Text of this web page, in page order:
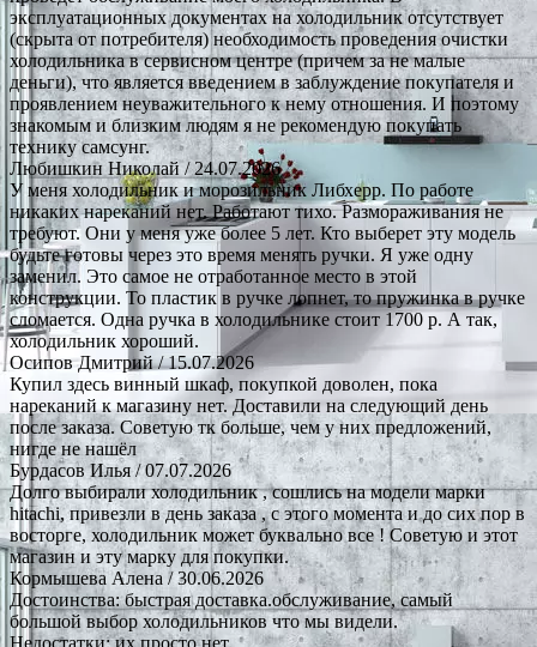
эксплуатационных документах на холодильник отсутствует
(скрыта от потребителя) необходимость проведения очистки
холодильника в сервисном центре (причем за не малые
деньги), что является введением в заблуждение покупателя и
проявлением неуважительного к нему отношения. И поэтому
знакомым и близким людям я не рекомендую покупать
технику самсунг.
Любишкин Николай/ 24.07.2026
У меня холодильник и морозильник Либхерр. По работе
никаких нареканий нет. Работают тихо. Размораживания не
требуют. Они у меня уже более 5 лет. Кто выберет эту модель
будьте готовы через это время менять ручки. Я уже одну
заменил. Это самое не отработанное место в этой
конструкции. То пластик в ручке лопнет, то пружинка в ручке
сломается. Одна ручка в холодильнике стоит 1700 р. А так,
холодильник хороший.
Осипов Дмитрий/ 15.07.2026
Купил здесь винный шкаф, покупкой доволен, пока
нареканий к магазину нет. Доставили на следующий день
после заказа. Советую тк больше, чем у них предложений,
нигде не нашёл
Бурдасов Илья/ 07.07.2026
Долго выбирали холодильник , сошлись на модели марки
hitachi, привезли в день заказа , с этого момента и до сих пор в
восторге, холодильник может буквально все ! Советую и этот
магазин и эту марку для покупки.
Кормышева Алена / 30.06.2026
Достоинства: быстрая доставка.обслуживание, самый
большой выбор холодильников что мы видели.
Недостатки: их просто нет.